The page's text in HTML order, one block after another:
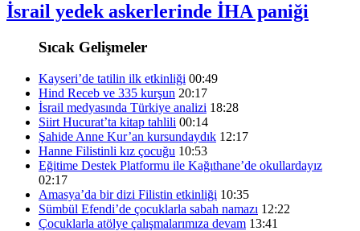
İsrail yedek askerlerinde İHA paniği
Sıcak Gelişmeler
Kayseri’de tatilin ilk etkinliği 00:49
Hind Receb ve 335 kurşun 20:17
İsrail medyasında Türkiye analizi 18:28
Siirt Hucurat’ta kitap tahlili 00:14
Şahide Anne Kur’an kursundaydık 12:17
Hanne Filistinli kız çocuğu 10:53
Eğitime Destek Platformu ile Kağıthane’de okullardayız
02:17
Amasya’da bir dizi Filistin etkinliği 10:35
Sümbül Efendi’de çocuklarla sabah namazı 12:22
Çocuklarla atölye çalışmalarımıza devam 13:41